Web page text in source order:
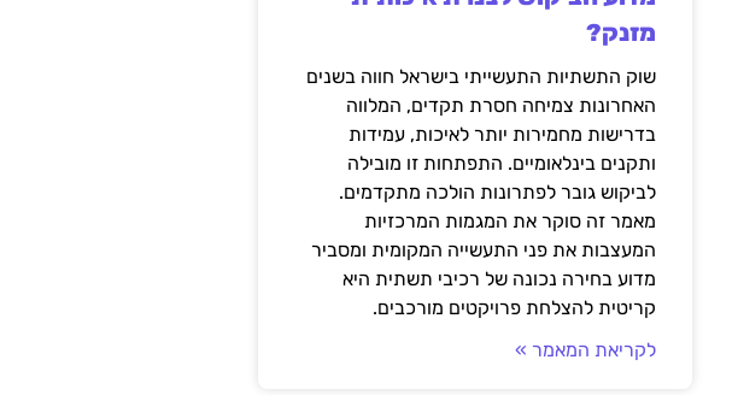
מזנק?
שוק התשתיות התעשייתי בישראל חווה בשנים
האחרונות צמיחה חסרת תקדים, המלווה
בדרישות מחמירות יותר לאיכות, עמידות
ותקנים בינלאומיים. התפתחות זו מובילה
לביקוש גובר לפתרונות הולכה מתקדמים.
מאמר זה סוקר את המגמות המרכזיות
המעצבות את פני התעשייה המקומית ומסביר
מדוע בחירה נכונה של רכיבי תשתית היא
קריטית להצלחת פרויקטים מורכבים.
לקריאת המאמר »